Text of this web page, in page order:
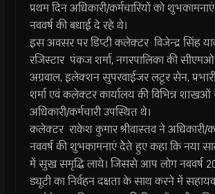
प्रथम दिन अधिकारी/कर्मचारियों को
नववर्ष की बधाई दे रहे थे।
इस अवसर पर डिप्टी कलेक्टर विजेन्द्र सिंह
रजिस्टार पंकज शर्मा, नगरपालिका की सीएमओ
अग्रवाल, इलेक्शन सुपरवाईजर लटूर सेन,
शर्मा एवं कलेक्टर कार्यालय की विभिन्न
अधिकारी/कर्मचारी उपस्थित थे।
कलेक्टर राकेश कुमार श्रीवास्तव ने अधिकारी/
नववर्ष की शुभकामनाएं देेते हुए कहा कि नया
में सुख समृद्धि लाये। जिससे आप लोग नववर्ष
ड्यूटी का निर्वहन दक्षता के साथ करने में